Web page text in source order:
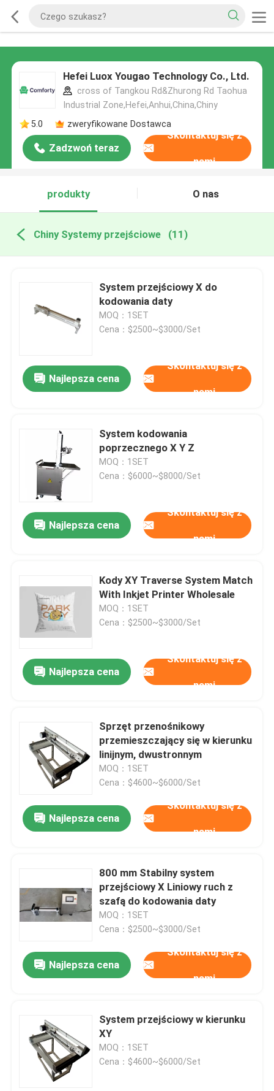
Hefei Luox Yougao Technology Co., Ltd.
cross of Tangkou Rd&Zhurong Rd Taohua
Industrial Zone,Hefei,Anhui,China,Chiny
5.0
zweryfikowane Dostawca
Zadzwoń teraz
Skontaktuj się z
nami
produkty O nas
Chiny Systemy przejściowe (11)
System przejściowy X do
kodowania daty
MOQ：1SET
Cena：$2500~$3000/Set
Najlepsza cena
Skontaktuj się z
nami
System kodowania
poprzecznego X Y Z
MOQ：1SET
Cena：$6000~$8000/Set
Najlepsza cena
Skontaktuj się z
nami
Kody XY Traverse System Match
With Inkjet Printer Wholesale
MOQ：1SET
Cena：$2500~$3000/Set
Najlepsza cena
Skontaktuj się z
nami
Sprzęt przenośnikowy
przemieszczający się w kierunku
linijnym, dwustronnym
MOQ：1SET
Cena：$4600~$6000/Set
Najlepsza cena
Skontaktuj się z
nami
800 mm Stabilny system
przejściowy X Liniowy ruch z
szafą do kodowania daty
MOQ：1SET
Cena：$2500~$3000/Set
Najlepsza cena
Skontaktuj się z
nami
System przejściowy w kierunku
XY
MOQ：1SET
Cena：$4600~$6000/Set